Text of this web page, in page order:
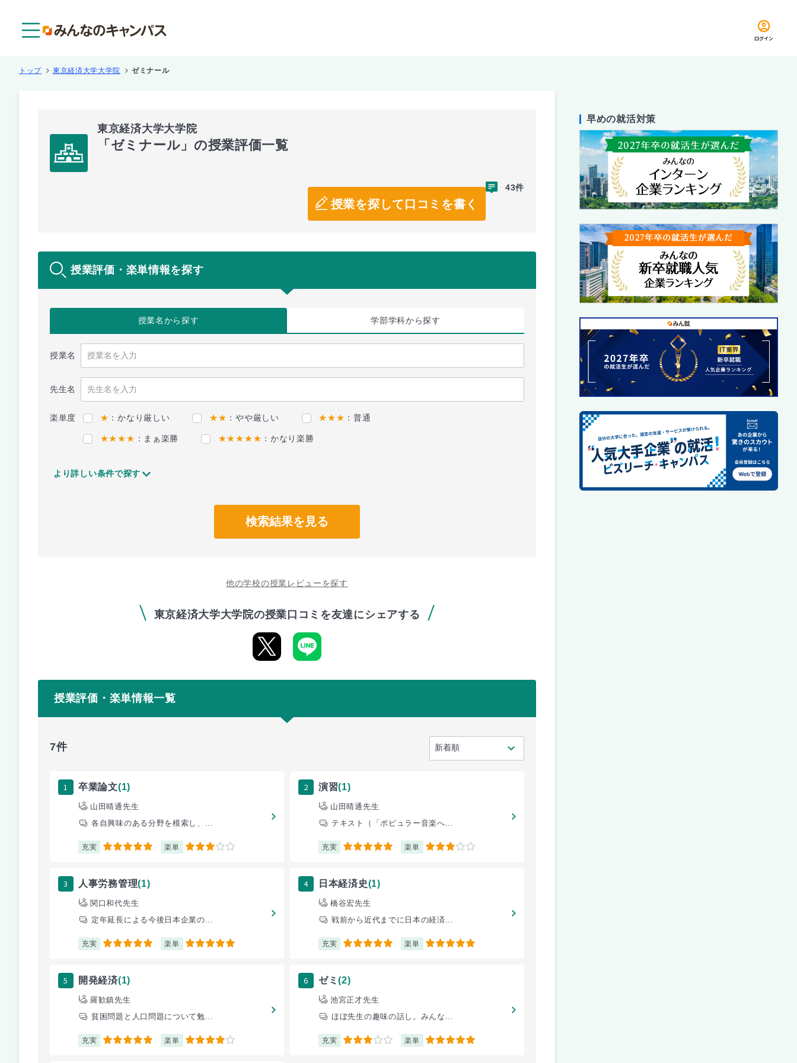
ログイン
トップ 東京経済大学大学院 ゼミナール
東京経済大学大学院
「ゼミナール」の授業評価一覧
授業を探して口コミを書く
43件
授業評価・楽単情報を探す
授業名から探す 学部学科から探す
授業名
先生名
楽単度 ★ ：かなり厳しい ★★ ：やや厳しい ★★★ ：普通
★★★★ ：まぁ楽勝 ★★★★★ ：かなり楽勝
より詳しい条件で探す
検索結果を見る
他の学校の授業レビューを探す
東京経済大学大学院の授業口コミを友達にシェアする
授業評価・楽単情報一覧
7件
1 卒業論文(1)
山田晴通先生
各自興味のある分野を模索し、...
充実 5 楽単 3
2 演習(1)
山田晴通先生
テキスト（「ポピュラー音楽へ...
充実 5 楽単 3
3 人事労務管理(1)
関口和代先生
定年延長による今後日本企業の...
充実 5 楽単 5
4 日本経済史(1)
橋谷宏先生
戦前から近代までに日本の経済...
充実 5 楽単 5
5 開発経済(1)
羅歓鎮先生
貧困問題と人口問題について勉...
充実 5 楽単 4
6 ゼミ(2)
池宮正才先生
ほぼ先生の趣味の話し。みんな...
充実 3 楽単 5
早めの就活対策